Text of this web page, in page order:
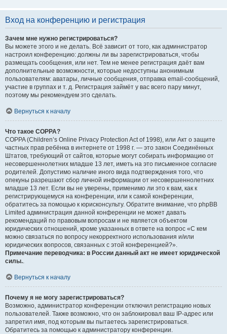
Вход на конференцию и регистрация
Зачем мне нужно регистрироваться?
Вы можете этого и не делать. Всё зависит от того, как администратор
настроил конференцию: должны ли вы зарегистрироваться, чтобы
размещать сообщения, или нет. Тем не менее регистрация даёт вам
дополнительные возможности, которые недоступны анонимным
пользователям: аватары, личные сообщения, отправка email-сообщений,
участие в группах и т. д. Регистрация займёт у вас всего пару минут,
поэтому мы рекомендуем это сделать.
Вернуться к началу
Что такое COPPA?
COPPA (Children’s Online Privacy Protection Act of 1998), или Акт о защите
частных прав ребёнка в интернете от 1998 г. — это закон Соединённых
Штатов, требующий от сайтов, которые могут собирать информацию от
несовершеннолетних младше 13 лет, иметь на это письменное согласие
родителей. Допустимо наличие иного вида подтверждения того, что
опекуны разрешают сбор личной информации от несовершеннолетних
младше 13 лет. Если вы не уверены, применимо ли это к вам, как к
регистрирующемуся на конференции, или к самой конференции,
обратитесь за помощью к юрисконсульту. Обратите внимание, что phpBB
Limited администрация данной конференции не может давать
рекомендаций по правовым вопросам и не является объектом
юридических отношений, кроме указанных в ответе на вопрос «С кем
можно связаться по вопросу некорректного использования и/или
юридических вопросов, связанных с этой конференцией?».
Примечание переводчика: в России данный акт не имеет юридической
силы.
Вернуться к началу
Почему я не могу зарегистрироваться?
Возможно, администратор конференции отключил регистрацию новых
пользователей. Также возможно, что он заблокировал ваш IP-адрес или
запретил имя, под которым вы пытаетесь зарегистрироваться.
Обратитесь за помощью к администратору конференции.